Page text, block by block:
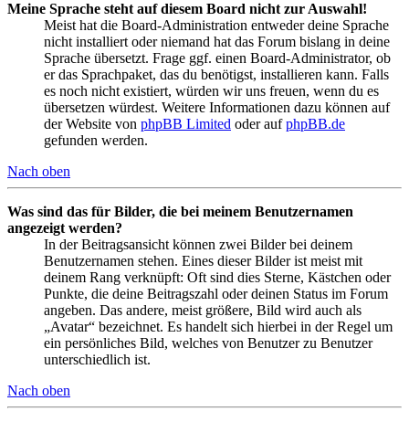
Meine Sprache steht auf diesem Board nicht zur Auswahl!
Meist hat die Board-Administration entweder deine Sprache
nicht installiert oder niemand hat das Forum bislang in deine
Sprache übersetzt. Frage ggf. einen Board-Administrator, ob
er das Sprachpaket, das du benötigst, installieren kann. Falls
es noch nicht existiert, würden wir uns freuen, wenn du es
übersetzen würdest. Weitere Informationen dazu können auf
der Website von phpBB Limited oder aufphpBB.de
gefunden werden.
Nach oben
Was sind das für Bilder, die bei meinem Benutzernamen
angezeigt werden?
In der Beitragsansicht können zwei Bilder bei deinem
Benutzernamen stehen. Eines dieser Bilder ist meist mit
deinem Rang verknüpft: Oft sind dies Sterne, Kästchen oder
Punkte, die deine Beitragszahl oder deinen Status im Forum
angeben. Das andere, meist größere, Bild wird auch als
„Avatar“ bezeichnet. Es handelt sich hierbei in der Regel um
ein persönliches Bild, welches von Benutzer zu Benutzer
unterschiedlich ist.
Nach oben